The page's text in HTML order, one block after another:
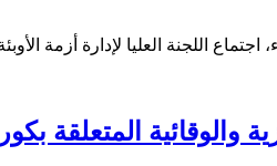
اللجنة العليا لإدارة أزمة
والوقائية المتعلقة